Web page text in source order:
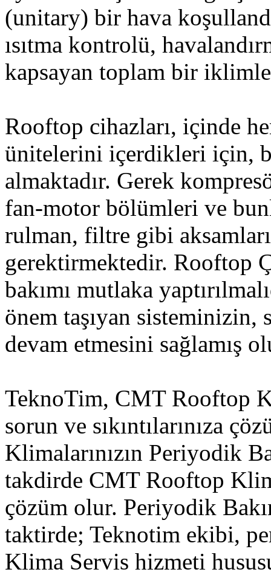
(unitary) bir hava
ısıtma kontrolü,
kapsayan toplam bir
Rooftop cihazları, içinde
ünitelerini içerdikleri için,
almaktadır. Gerek
fan-motor bölümleri ve
rulman, filtre gibi
gerektirmektedir. Rooftop
bakımı mutlaka
önem taşıyan sisteminizin,
devam etmesini sağlamış
TeknoTim, CMT Rooftop
sorun ve sıkıntılarınıza
Klimalarınızın Periyodik
takdirde CMT Rooftop
çözüm olur. Periyodik
taktirde; Teknotim ekibi,
Klima Servis hizmeti